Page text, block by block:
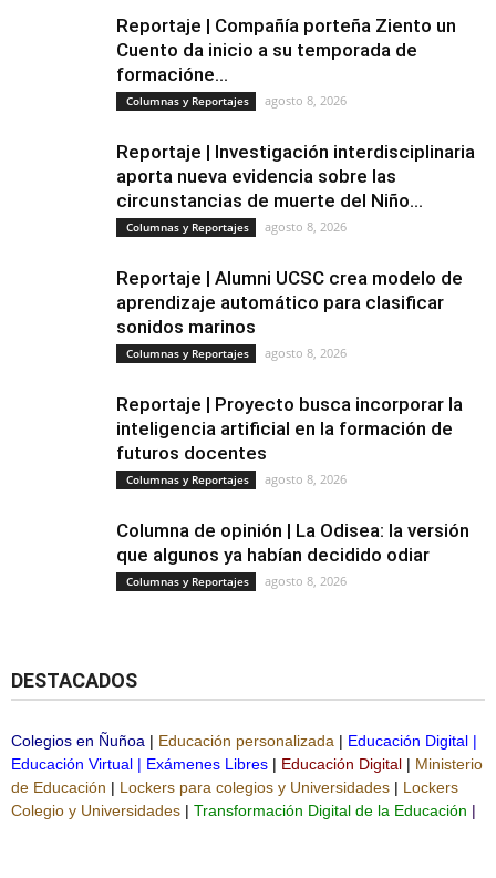
Reportaje | Compañía porteña Ziento un
Cuento da inicio a su temporada de
formacióne...
Columnas y Reportajes agosto 8, 2026
Reportaje | Investigación interdisciplinaria
aporta nueva evidencia sobre las
circunstancias de muerte del Niño...
Columnas y Reportajes agosto 8, 2026
Reportaje | Alumni UCSC crea modelo de
aprendizaje automático para clasificar
sonidos marinos
Columnas y Reportajes agosto 8, 2026
Reportaje | Proyecto busca incorporar la
inteligencia artificial en la formación de
futuros docentes
Columnas y Reportajes agosto 8, 2026
Columna de opinión | La Odisea: la versión
que algunos ya habían decidido odiar
Columnas y Reportajes agosto 8, 2026
DESTACADOS
Colegios en Ñuñoa | Educación personalizada | Educación Digital |
Educación Virtual | Exámenes Libres | Educación Digital | Ministerio
de Educación | Lockers para colegios y Universidades | Lockers
Colegio y Universidades | Transformación Digital de la Educación |